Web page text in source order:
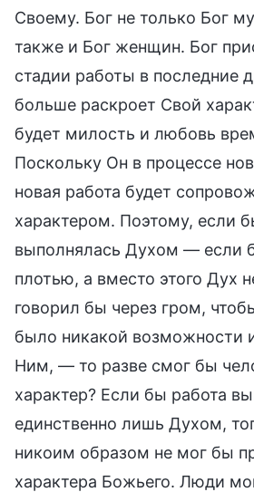
Своему. Бог не только Бог
также и Бог женщин. Бог
стадии работы в последние
больше раскроет Свой
будет милость и любовь
Поскольку Он в процессе
новая работа будет
характером. Поэтому, если
выполнялась Духом — если
плотью, а вместо этого Дух
говорил бы через гром,
было никакой возможности
Ним, — то разве смог бы
характер? Если бы работа
единственно лишь Духом,
никоим образом не мог бы
характера Божьего. Люди